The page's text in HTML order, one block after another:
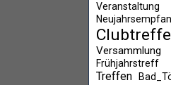
Veranstaltung
Versammlung
Frühjahrstreff
Treffen